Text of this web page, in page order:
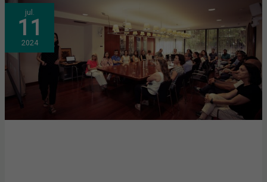
jul.
11
2024
RESOLUCIÓ
DE
LA
2024
DE
BEQUES
PREMIS
DEL
COFB